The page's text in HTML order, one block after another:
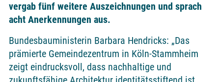
vergab fünf weitere Auszeichnungen und sprach
acht Anerkennungen aus.
Bundesbauministerin Barbara Hendricks: „Das
prämierte Gemeindezentrum in Köln-Stammheim
zeigt eindrucksvoll, dass nachhaltige und